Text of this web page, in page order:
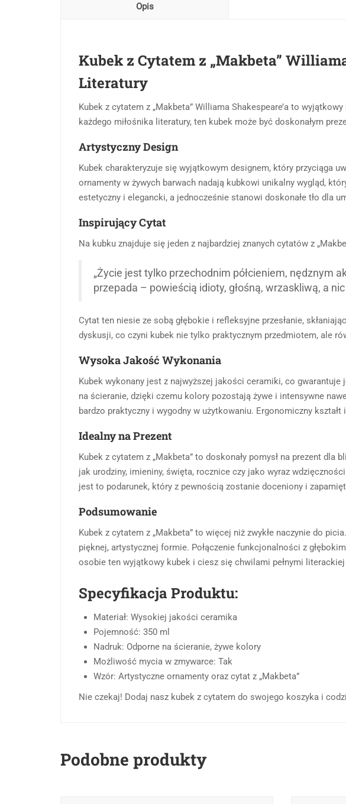
Opis
Kubek z Cytatem z „Makbeta”
Literatury
Kubek z cytatem z „Makbeta” Williama Shakespeare’a to
każdego miłośnika literatury, ten kubek może być doskonałym
Artystyczny Design
Kubek charakteryzuje się wyjątkowym designem, który przyciąga
ornamenty w żywych barwach nadają kubkowi unikalny wygląd,
estetyczny i elegancki, a jednocześnie stanowi doskonałe tło dla
Inspirujący Cytat
Na kubku znajduje się jeden z najbardziej znanych cytatów z
„Życie jest tylko przechodnim półcieniem, nędznym
przepada – powieścią idioty, głośną, wrzaskliwą, a
Cytat ten niesie ze sobą głębokie i refleksyjne przesłanie,
dyskusji, co czyni kubek nie tylko praktycznym przedmiotem, ale
Wysoka Jakość Wykonania
Kubek wykonany jest z najwyższej jakości ceramiki, co
na ścieranie, dzięki czemu kolory pozostają żywe i intensywne
bardzo praktyczny i wygodny w użytkowaniu. Ergonomiczny
Idealny na Prezent
Kubek z cytatem z „Makbeta” to doskonały pomysł na prezent
jak urodziny, imieniny, święta, rocznice czy jako wyraz
jest to podarunek, który z pewnością zostanie doceniony i
Podsumowanie
Kubek z cytatem z „Makbeta” to więcej niż zwykłe naczynie do
pięknej, artystycznej formie. Połączenie funkcjonalności z
osobie ten wyjątkowy kubek i ciesz się chwilami pełnymi
Specyfikacja Produktu:
Materiał: Wysokiej jakości ceramika
Pojemność: 350 ml
Nadruk: Odporne na ścieranie, żywe kolory
Możliwość mycia w zmywarce: Tak
Wzór: Artystyczne ornamenty oraz cytat z „Makbeta”
Nie czekaj! Dodaj nasz kubek z cytatem do swojego koszyka i
Podobne produkty